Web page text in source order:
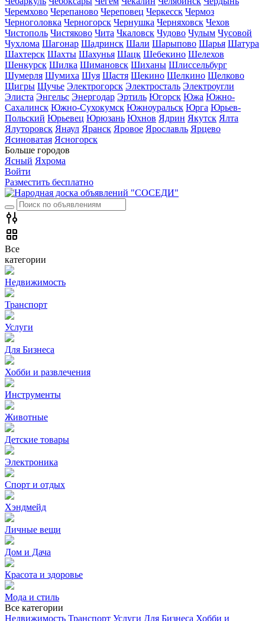
Черемхово Черепаново Череповец Черкесск Чермоз
Черноголовка Черногорск Чернушка Черняховск Чехов
Чистополь Чистяково Чита Чкаловск Чудово Чулым Чусовой
Чухлома Шагонар Шадринск Шали Шарыпово Шарья Шатура
Шахтерск Шахты Шахунья Шацк Шебекино Шелехов
Шенкурск Шилка Шимановск Шиханы Шлиссельбург
Шумерля Шумиха Шуя Щастя Щекино Щелкино Щелково
Щигры Щучье Электрогорск Электросталь Электроугли
Элиста Энгельс Энергодар Эртиль Югорск Южа Южно-
Сахалинск Южно-Сухокумск Южноуральск Юрга Юрьев-
Польский Юрьевец Юрюзань Юхнов Ядрин Якутск Ялта
Ялуторовск Янаул Яранск Яровое Ярославль Ярцево
Ясиноватая Ясногорск
Больше городов
Ясный Яхрома
Войти
Разместить бесплатно
Все
категории
Недвижимость
Транспорт
Услуги
Для Бизнеса
Хобби и развлечения
Инструменты
Животные
Детские товары
Электроника
Спорт и отдых
Хэндмейд
Личные вещи
Дом и Дача
Красота и здоровье
Мода и стиль
Все категории
Недвижимость Транспорт Услуги Для Бизнеса Хобби и